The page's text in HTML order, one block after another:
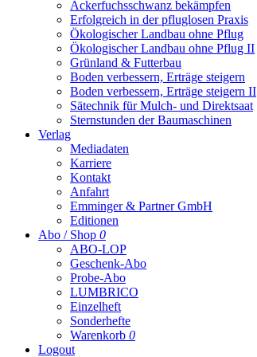
Ackerfuchsschwanz bekämpfen
Erfolgreich in der pfluglosen Praxis
Ökologischer Landbau ohne Pflug
Ökologischer Landbau ohne Pflug II
Grünland & Futterbau
Boden verbessern, Erträge steigern
Boden verbessern, Erträge steigern II
Sätechnik für Mulch- und Direktsaat
Sternstunden der Baumaschinen
Verlag
Mediadaten
Karriere
Kontakt
Anfahrt
Emminger & Partner GmbH
Editionen
Abo / Shop 0
ABO-LOP
Geschenk-Abo
Probe-Abo
LUMBRICO
Einzelheft
Sonderhefte
Warenkorb 0
Logout